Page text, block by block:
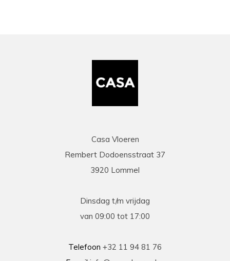
Casa Vloeren
Rembert Dodoensstraat 37
3920 Lommel
Dinsdag t/m vrijdag
van 09:00 tot 17:00
Telefoon +32 11 94 81 76